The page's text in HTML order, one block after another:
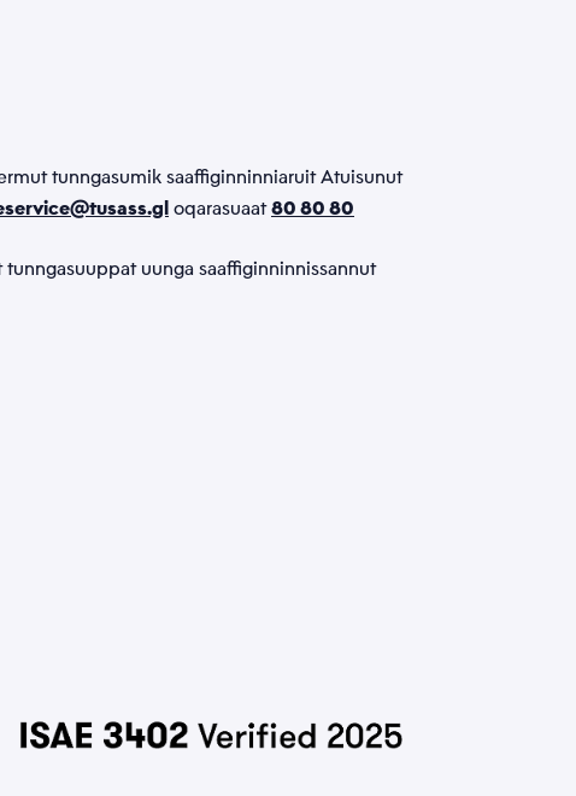
tunngasumik saaffiginninniaruit Atuisunut
oqarasuaat80 80 80
uunga saaffiginninnissannut